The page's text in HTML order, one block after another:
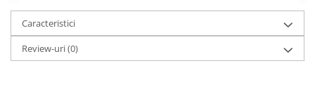
Caracteristici
Review-uri(0)